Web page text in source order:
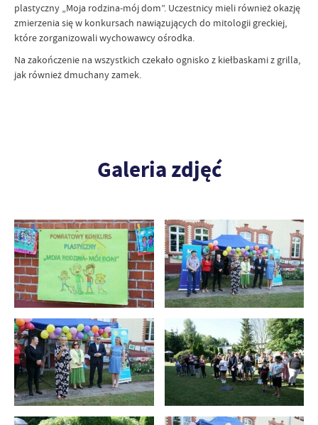
plastyczny „Moja rodzina-mój dom”. Uczestnicy mieli również okazję
zmierzenia się w konkursach nawiązujących do mitologii greckiej,
które zorganizowali wychowawcy ośrodka.
Na zakończenie na wszystkich czekało ognisko z kiełbaskami z grilla,
jak również dmuchany zamek.
Galeria zdjęć